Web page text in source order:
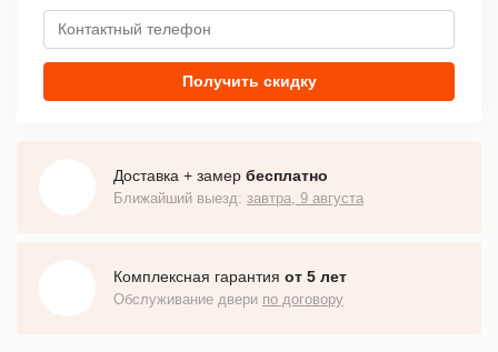
Получить скидку
Доставка + замер бесплатно
Ближайший выезд: завтра, 9 августа
Комплексная гарантия от 5 лет
Обслуживание двери по договору